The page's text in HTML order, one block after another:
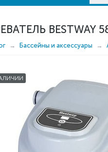
BESTWAY
Бассейны и аксессуары